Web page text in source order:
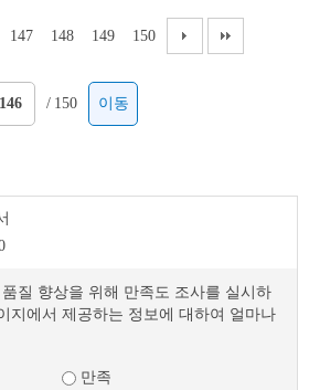
147 148 149 150
/ 150 이동
질 향상을 위해 만족도 조사를 실시하
지에서 제공하는 정보에 대하여 얼마나
만족